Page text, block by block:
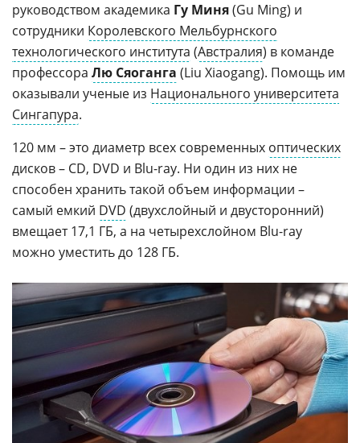
руководством академика Гу Миня(Gu Ming) и
сотрудники Королевского Мельбурнского
технологического института (Австралия) в команде
профессора Лю Сяоганга (Liu Xiaogang). Помощь им
оказывали ученые из Национального университета
Сингапура.
120 мм – это диаметр всех современных оптических
дисков – CD, DVD и Blu-ray. Ни один из них не
способен хранить такой объем информации –
самый емкий DVD (двухслойный и двусторонний)
вмещает 17,1 ГБ, а на четырехслойном Blu-ray
можно уместить до 128 ГБ.